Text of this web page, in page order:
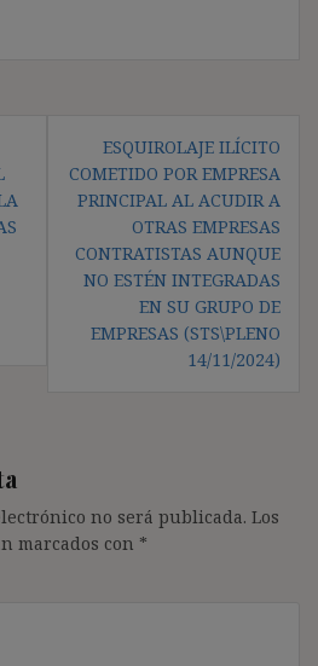
ESQUIROLAJE ILÍCITO
COMETIDO POR EMPRESA
PRINCIPAL AL ACUDIR A
OTRAS EMPRESAS
CONTRATISTAS AUNQUE
NO ESTÉN INTEGRADAS
EN SU GRUPO DE
EMPRESAS (STS\PLENO
14/11/2024)
no será publicada. Los
marcados con *